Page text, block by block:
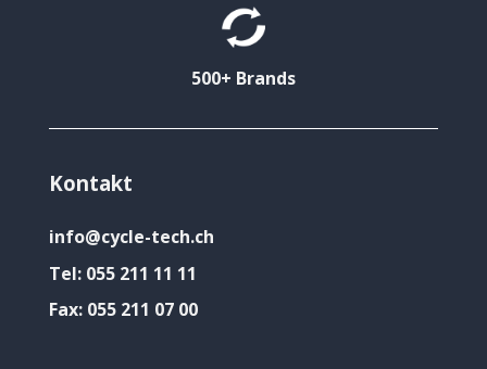
500+ Brands
Kontakt
info@cycle-tech.ch
Tel: 055 211 11 11
Fax: 055 211 07 00